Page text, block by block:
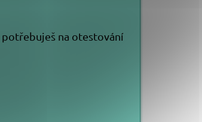
potřebuješ na otestování